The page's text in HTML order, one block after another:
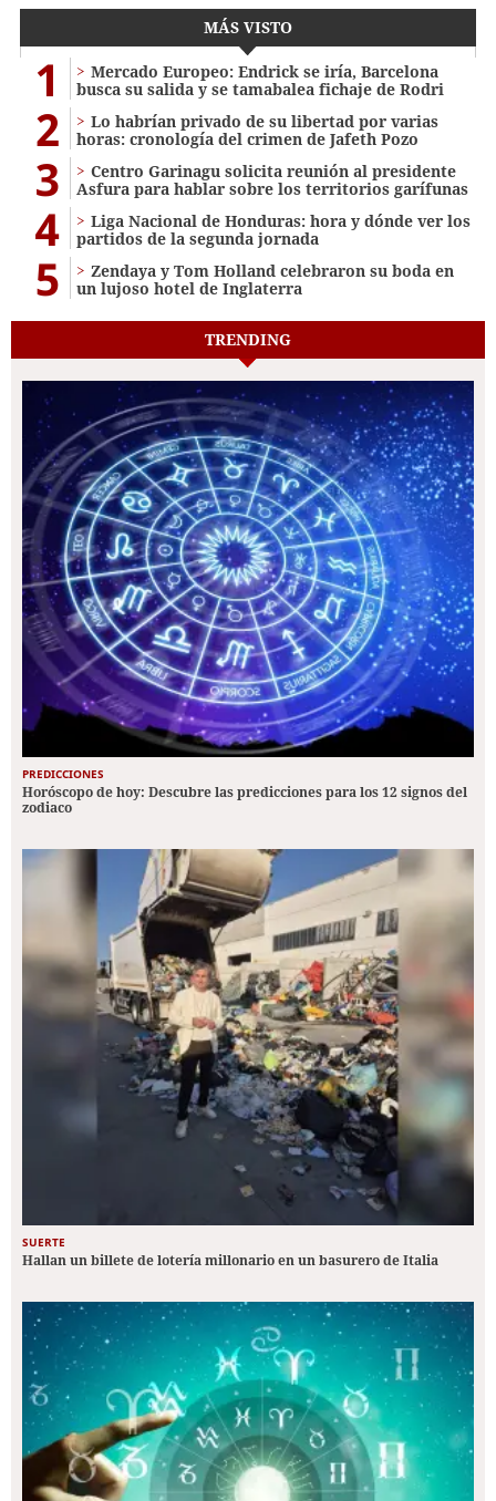
MÁS VISTO
1
Mercado Europeo: Endrick se iría, Barcelona
busca su salida y se tamabalea fichaje de Rodri
2
Lo habrían privado de su libertad por varias
horas: cronología del crimen de Jafeth Pozo
3
Centro Garinagu solicita reunión al presidente
Asfura para hablar sobre los territorios garífunas
4
Liga Nacional de Honduras: hora y dónde ver los
partidos de la segunda jornada
5
Zendaya y Tom Holland celebraron su boda en
un lujoso hotel de Inglaterra
TRENDING
PREDICCIONES
Horóscopo de hoy: Descubre las predicciones para los 12 signos del
zodiaco
SUERTE
Hallan un billete de lotería millonario en un basurero de Italia